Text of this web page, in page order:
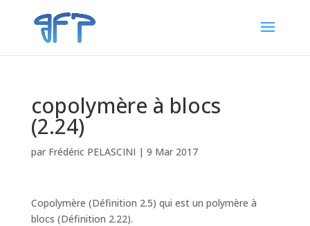
copolymère à blocs
(2.24)
par Frédéric PELASCINI | 9 Mar 2017
Copolymère (Définition 2.5) qui est un polymère à
blocs (Définition 2.22).